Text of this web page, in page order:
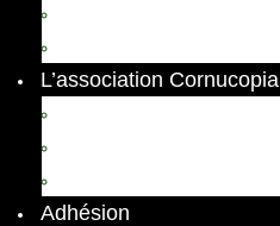
L’association Cornucopia
Adhésion